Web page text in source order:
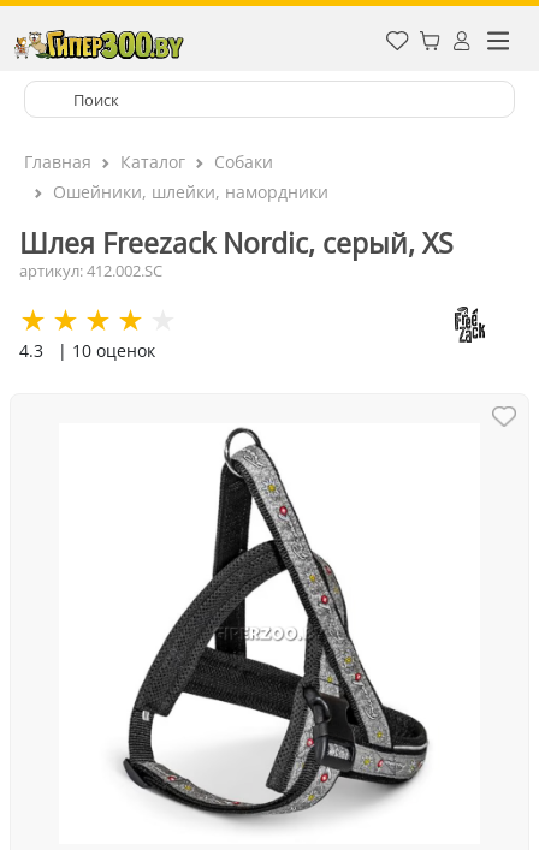
Главная Каталог
Собаки
Ошейники, шлейки, намордники
Шлея Freezack Nordic, серый, XS
артикул: 412.002.SC
4.3 | 10 оценок